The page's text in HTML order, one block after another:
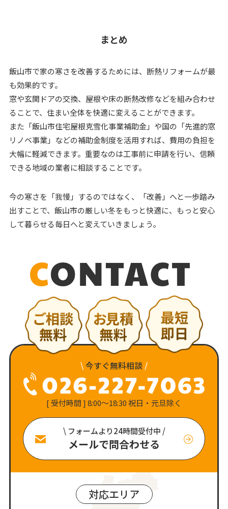
まとめ
飯山市で家の寒さを改善するためには、断熱リフォームが最
も効果的です。
窓や玄関ドアの交換、屋根や床の断熱改修などを組み合わせ
ることで、住まい全体を快適に変えることができます。
また「飯山市住宅屋根克雪化事業補助金」や国の「先進的窓
リノベ事業」などの補助金制度を活用すれば、費用の負担を
大幅に軽減できます。重要なのは工事前に申請を行い、信頼
できる地域の業者に相談することです。
今の寒さを「我慢」するのではなく、「改善」へと一歩踏み
出すことで、飯山市の厳しい冬をもっと快適に、もっと安心
して暮らせる毎日へと変えていきましょう。
\ 今すぐ無料相談 /
[ 受付時間 ] 8:00〜18:30 祝日・元旦除く
\ フォームより24時間受付中 /
メールで問合わせる
対応エリア